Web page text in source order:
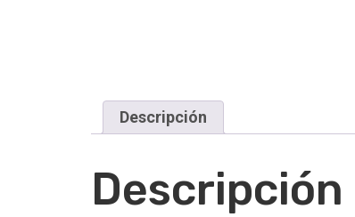
Descripción
Descripción